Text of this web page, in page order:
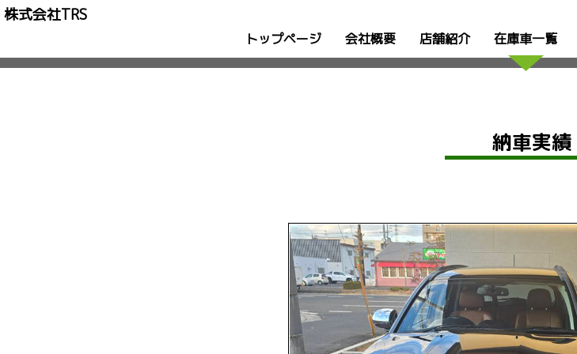
株式会社TRS
トップページ 会社概要 店舗紹介 在庫車一覧
納車実績